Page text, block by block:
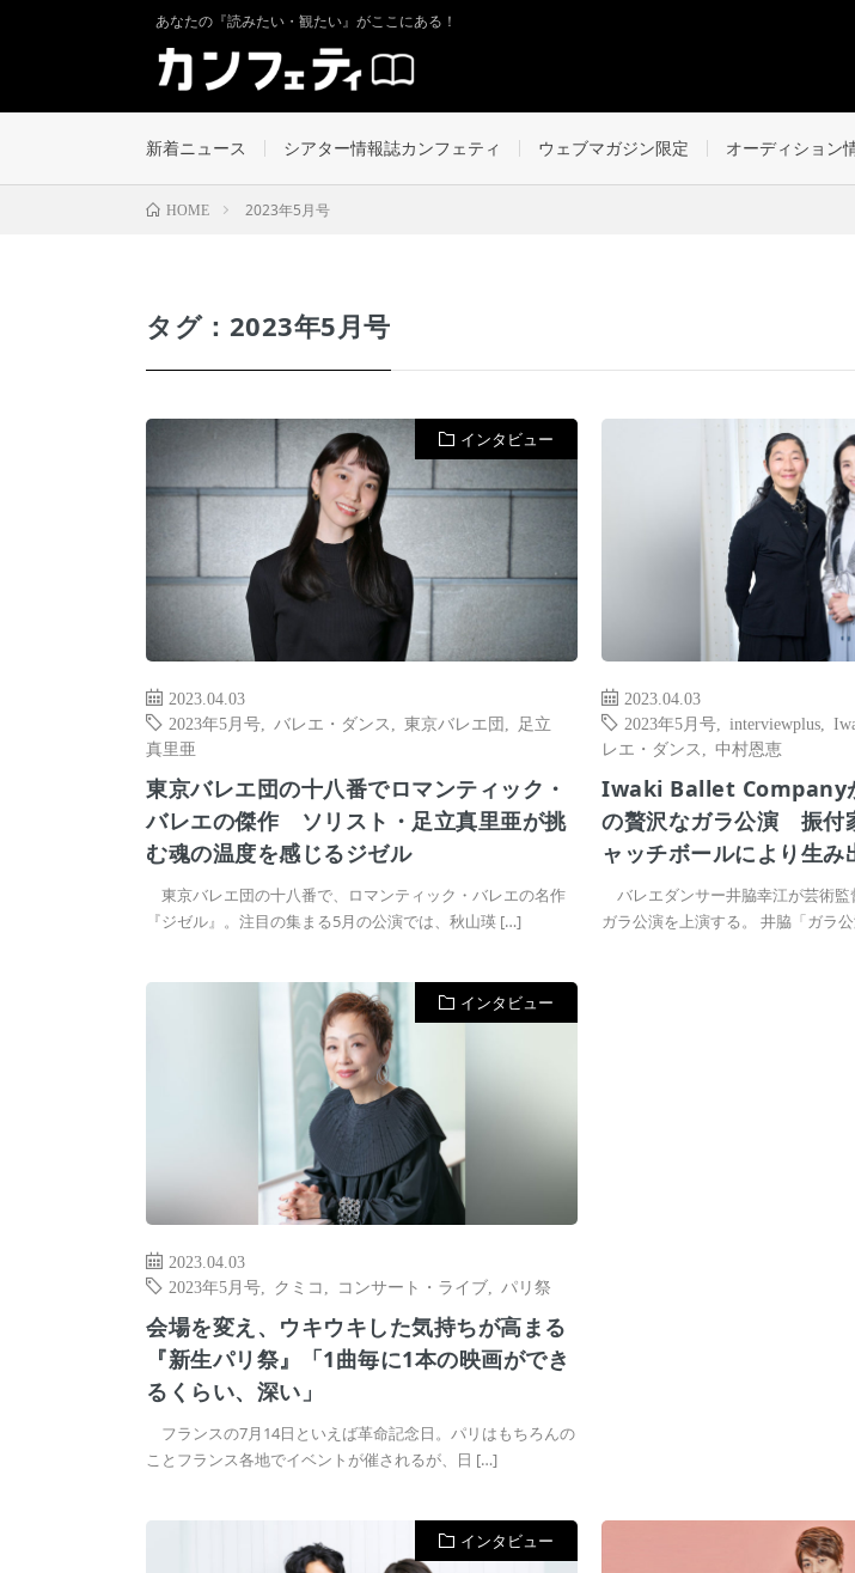
あなたの『読みたい・観たい』がここにある！
新着ニュース シアター情報誌カンフェティ ウェブマガジン限定 オーディション
HOME 2023年5月号
タグ：2023年5月号
インタビュー
2023.04.03
2023年5月号
バレエ・ダンス 東京バレエ団
足立
真里亜
東京バレエ団の十八番でロマンティック・
バレエの傑作 ソリスト・足立真里亜が挑
む魂の温度を感じるジゼル
東京バレエ団の十八番で、ロマンティック・バレエの名作
『ジゼル』。注目の集まる5月の公演では、秋山瑛 […]
2023.04.03
2023年5月号 ,interviewplus ,
レエ・ダンス
,中村恩恵
Iwaki Ballet Company
の贅沢なガラ公演 振付
ャッチボールにより生み
バレエダンサー井脇幸江が芸術監
ガラ公演を上演する。 井脇「ガラ
インタビュー
2023.04.03
2023年5月号
クミコ コンサート・ライブ パリ祭
会場を変え、ウキウキした気持ちが高まる
『新生パリ祭』「1曲毎に1本の映画ができ
るくらい、深い」
フランスの7月14日といえば革命記念日。パリはもちろんの
ことフランス各地でイベントが催されるが、日 […]
インタビュー